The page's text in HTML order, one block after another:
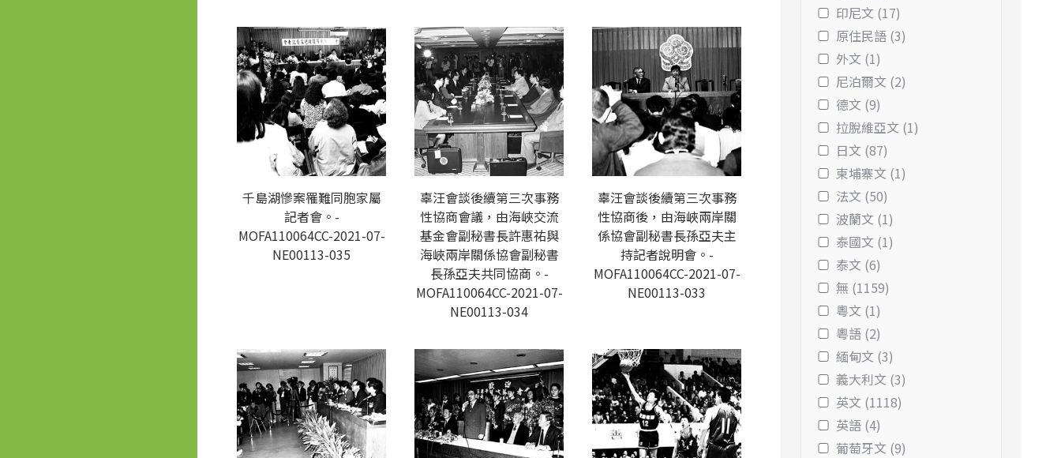
千島湖慘案罹難同胞家屬
記者會。-
MOFA110064CC-2021-07-
NE00113-035
辜汪會談後續第三次事務
性協商會議，由海峽交流
基金會副秘書長許惠祐與
海峽兩岸關係協會副秘書
長孫亞夫共同協商。-
MOFA110064CC-2021-07-
NE00113-034
辜汪會談後續第三次事務
性協商後，由海峽兩岸關
係協會副秘書長孫亞夫主
持記者說明會。-
MOFA110064CC-2021-07-
NE00113-033
印尼文 (17)
原住民語 (3)
外文 (1)
尼泊爾文 (2)
德文 (9)
拉脫維亞文 (1)
日文 (87)
柬埔寨文 (1)
法文 (50)
波蘭文 (1)
泰國文 (1)
泰文 (6)
無 (1159)
粵文 (1)
粵語 (2)
緬甸文 (3)
義大利文 (3)
英文 (1118)
英語 (4)
葡萄牙文 (9)